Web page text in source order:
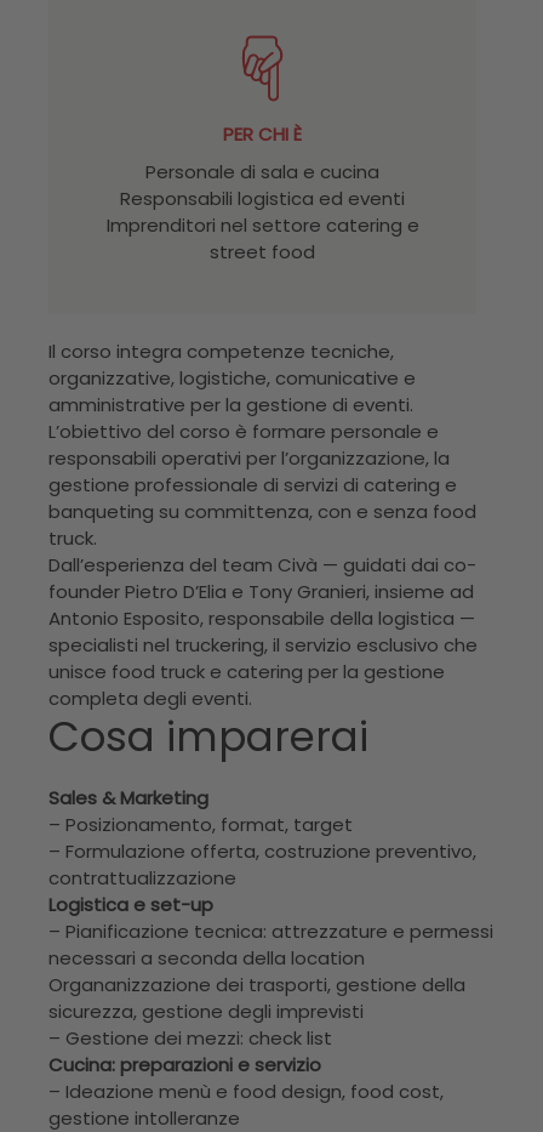
PER CHI È
Personale di sala e cucina
Responsabili logistica ed eventi
Imprenditori nel settore catering e
street food
Il corso integra competenze tecniche,
organizzative, logistiche, comunicative e
amministrative per la gestione di eventi.
L’obiettivo del corso è formare personale e
responsabili operativi per l’organizzazione, la
gestione professionale di servizi di catering e
banqueting su committenza, con e senza food
truck.
Dall’esperienza del team Civà — guidati dai co-
founder Pietro D’Elia e Tony Granieri, insieme ad
Antonio Esposito, responsabile della logistica —
specialisti nel truckering, il servizio esclusivo che
unisce food truck e catering per la gestione
completa degli eventi.
Cosa imparerai
Sales & Marketing
– Posizionamento, format, target
– Formulazione offerta, costruzione preventivo,
contrattualizzazione
Logistica e set-up
– Pianificazione tecnica: attrezzature e permessi
necessari a seconda della location
Organanizzazione dei trasporti, gestione della
sicurezza, gestione degli imprevisti
– Gestione dei mezzi: check list
Cucina: preparazioni e servizio
– Ideazione menù e food design, food cost,
gestione intolleranze